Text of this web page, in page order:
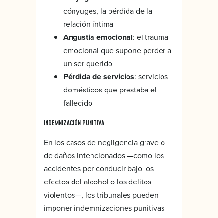
cónyuges, la pérdida de la
relación íntima
Angustia emocional: el trauma
emocional que supone perder a
un ser querido
Pérdida de servicios: servicios
domésticos que prestaba el
fallecido
INDEMNIZACIÓN PUNITIVA
En los casos de negligencia grave o
de daños intencionados —como los
accidentes por conducir bajo los
efectos del alcohol o los delitos
violentos—, los tribunales pueden
imponer indemnizaciones punitivas